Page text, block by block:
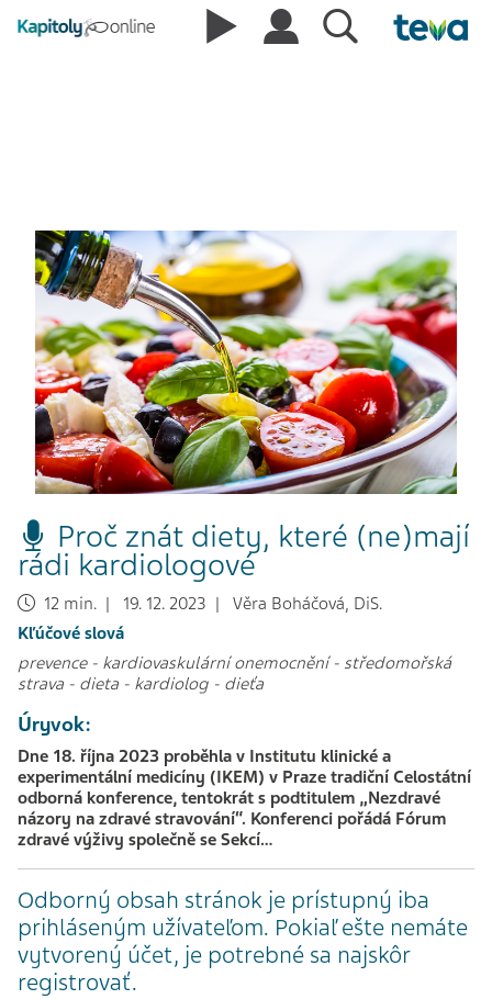
Proč znát diety, které (ne)mají
rádi kardiologové
12 min. | 19. 12. 2023 | Věra Boháčová, DiS.
Kľúčové slová
prevence- kardiovaskulární onemocnění- středomořská
strava - dieta - kardiolog - dieťa
Úryvok:
Dne 18. října 2023 proběhla v Institutu klinické a
experimentální medicíny (IKEM) v Praze tradiční Celostátní
odborná konference, tentokrát s podtitulem „Nezdravé
názory na zdravé stravování“. Konferenci pořádá Fórum
zdravé výživy společně se Sekcí…
Odborný obsah stránok je prístupný iba
prihláseným užívateľom. Pokiaľ ešte nemáte
vytvorený účet, je potrebné sa najskôr
registrovať.